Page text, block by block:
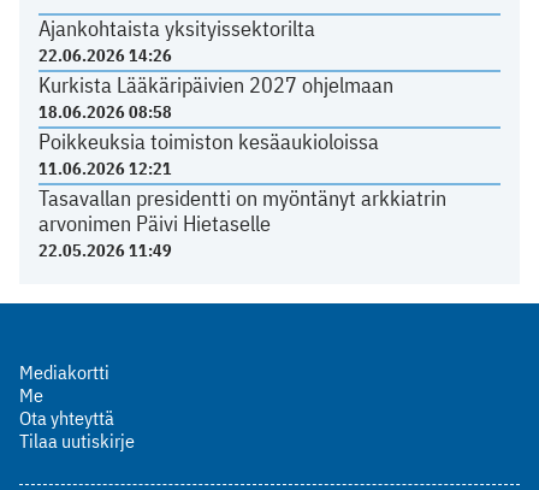
Ajankohtaista yksityissektorilta
22.06.2026 14:26
Kurkista Lääkäripäivien 2027 ohjelmaan
18.06.2026 08:58
Poikkeuksia toimiston kesäaukioloissa
11.06.2026 12:21
Tasavallan presidentti on myöntänyt arkkiatrin
arvonimen Päivi Hietaselle
22.05.2026 11:49
Mediakortti
Me
Ota yhteyttä
Tilaa uutiskirje